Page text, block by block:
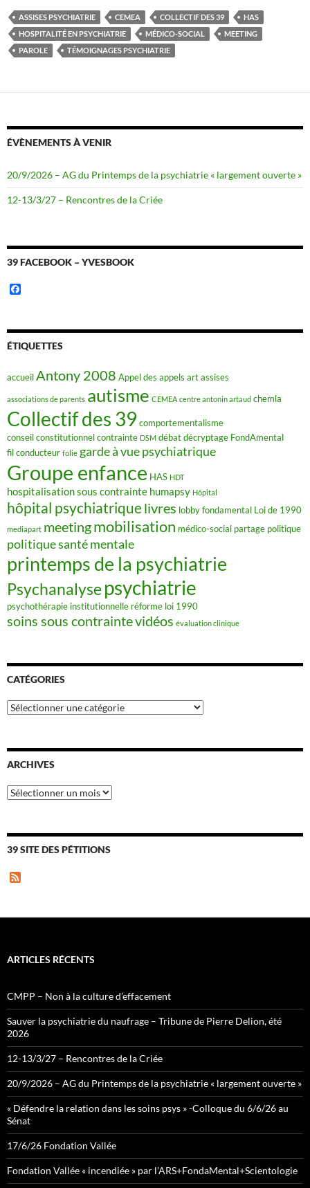
b
o
o
k
t
e
r
ASSISES PSYCHIATRIE CEMEA COLLECTIF DES 39
HAS
HOSPITALITÉ EN PSYCHIATRIE
MÉDICO-SOCIAL
MEETING
PAROLE
TÉMOIGNAGES PSYCHIATRIE
ÉVÈNEMENTS À VENIR
20/9/2026 – AG du Printemps de la psychiatrie « largement ouverte »
12-13/3/27 – Rencontres de la Criée
39 FACEBOOK – YVESBOOK
b
o
ÉTIQUETTES
accueilAntony 2008 Appel des appels artassises
associations de parents autisme CEMEA centre antonin artaud chemla
Collectif des 39 comportementalisme
conseil constitutionnelcontrainte DSM débatdécryptage FondAmental
fil conducteur folie garde à vue psychiatrique
Groupe enfance HAS HDT
hospitalisation sous contrainte humapsy Hôpital
hôpital psychiatriquelivres lobby fondamental Loi de 1990
mediapart meetingmobilisation médico-social partage politique
politique santé mentale
printemps de la psychiatrie
Psychanalyse psychiatrie
psychothérapie institutionnelle réforme loi 1990
soins sous contraintevidéos évaluation clinique
CATÉGORIES
Catégories
ARCHIVES
Archives
39 SITE DES PÉTITIONS
ARTICLES RÉCENTS
CMPP – Non à la culture d’effacement
Sauver la psychiatrie du naufrage – Tribune de Pierre Delion, été
2026
12-13/3/27 – Rencontres de la Criée
20/9/2026 – AG du Printemps de la psychiatrie « largement ouverte »
« Défendre la relation dans les soins psys » -Colloque du 6/6/26 au
Sénat
17/6/26 Fondation Vallée
Fondation Vallée « incendiée » par l’ARS+FondaMental+Scientologie